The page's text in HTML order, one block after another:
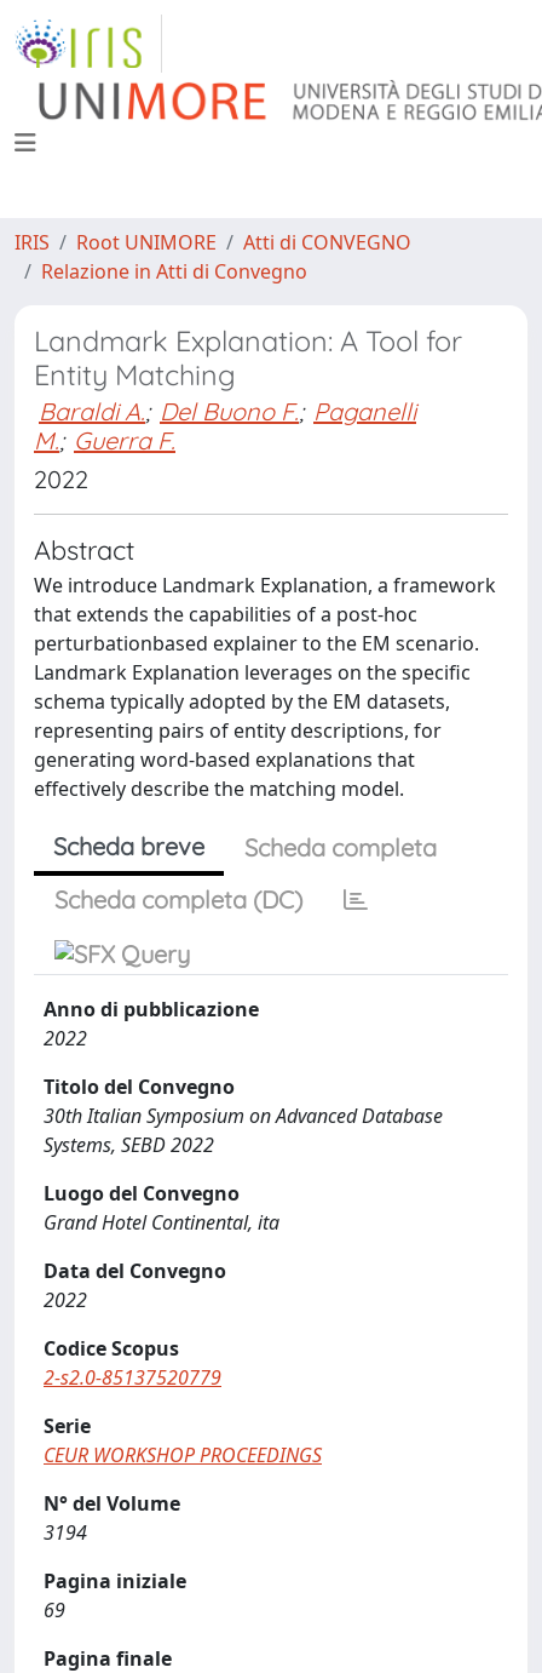
IRIS Root UNIMORE
Atti di CONVEGNO
Relazione in Atti di Convegno
Landmark Explanation: A Tool for
Entity Matching
Baraldi A.; Del Buono F.; Paganelli
M.; Guerra F.
2022
Abstract
We introduce Landmark Explanation, a framework
that extends the capabilities of a post-hoc
perturbationbased explainer to the EM scenario.
Landmark Explanation leverages on the specific
schema typically adopted by the EM datasets,
representing pairs of entity descriptions, for
generating word-based explanations that
effectively describe the matching model.
Scheda breve
Scheda completa
Scheda completa (DC)
Anno di pubblicazione
2022
Titolo del Convegno
30th Italian Symposium on Advanced Database
Systems, SEBD 2022
Luogo del Convegno
Grand Hotel Continental, ita
Data del Convegno
2022
Codice Scopus
2-s2.0-85137520779
Serie
CEUR WORKSHOP PROCEEDINGS
N° del Volume
3194
Pagina iniziale
69
Pagina finale